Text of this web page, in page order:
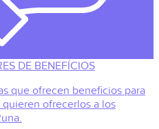
DE BENEFÍCIOS
que ofrecen beneficios para
ofrecerlos a los